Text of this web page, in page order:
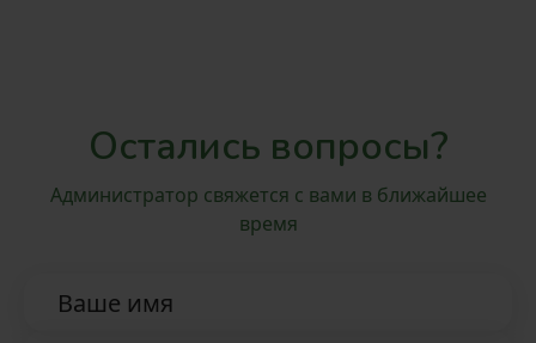
Остались вопросы?
Администратор свяжется с вами в ближайшее
время
Ваше имя